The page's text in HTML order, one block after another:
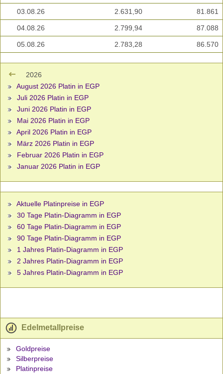
03.08.26 2.631,90 81.861
04.08.26 2.799,94 87.088
05.08.26 2.783,28 86.570
2026
August 2026 Platin in EGP
Juli 2026 Platin in EGP
Juni 2026 Platin in EGP
Mai 2026 Platin in EGP
April 2026 Platin in EGP
März 2026 Platin in EGP
Februar 2026 Platin in EGP
Januar 2026 Platin in EGP
Aktuelle Platinpreise in EGP
30 Tage Platin-Diagramm in EGP
60 Tage Platin-Diagramm in EGP
90 Tage Platin-Diagramm in EGP
1 Jahres Platin-Diagramm in EGP
2 Jahres Platin-Diagramm in EGP
5 Jahres Platin-Diagramm in EGP
Edelmetallpreise
Goldpreise
Silberpreise
Platinpreise